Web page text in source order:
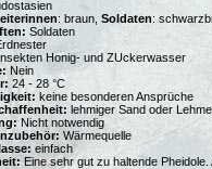
: braun, Soldaten:
Soldaten
Honig- und ZUckerwasser
Nein
24 - 28 °C
keine besonderen Ansprüche
lehmiger Sand oder
Nicht notwendig
Wärmequelle
einfach
Eine sehr gut zu haltende